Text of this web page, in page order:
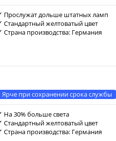
Прослужат дольше штатных ламп
Стандартный желтоватый цвет
Страна производства: Германия
Ярче при сохранении срока службы
На 30% больше света
Стандартный желтоватый цвет
Страна производства: Германия